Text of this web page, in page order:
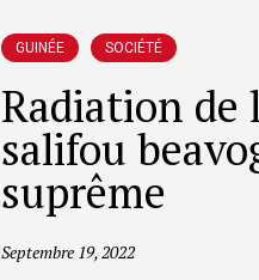
GUINÉE SOCIÉTÉ
Radiation de
salifou
suprême
Septembre 19, 2022